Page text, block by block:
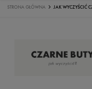
STRONA GŁÓWNA JAK WYCZYŚCIĆ